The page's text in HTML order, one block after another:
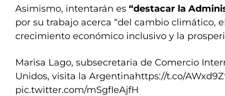
Asimismo, intentarán es “destacar la
por su trabajo acerca “del cambio climático,
crecimiento económico inclusivo y la
Marisa Lago, subsecretaria de Comercio
Unidos, visita la Argentinahttps://t.co/
pic.twitter.com/mSgfIeAjfH